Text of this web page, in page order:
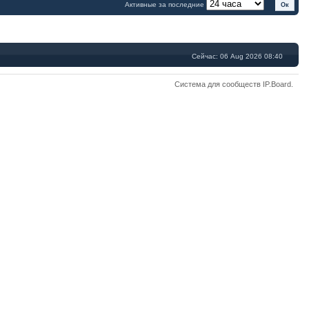
Активные за последние
Сейчас: 06 Aug 2026 08:40
Система для сообществ IP.Board